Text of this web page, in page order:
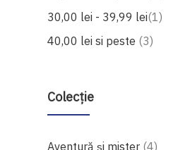
30,00 lei - 39,99 lei 1produs
40,00 lei si peste 3produse
Colecție
Aventură și mister 4produse